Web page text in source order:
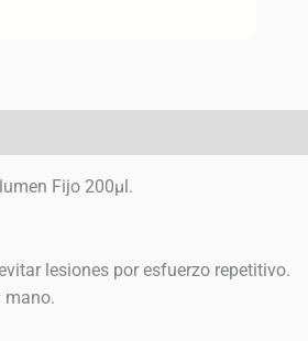
Fijo 200µl.
lesiones por esfuerzo repetitivo.
mano.